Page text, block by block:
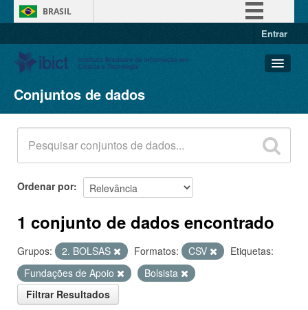
BRASIL
Entrar
Conjuntos de dados
Organizações
Grupos
Sobre
Conjuntos de dados
Ordenar por
1 conjunto de dados encontrado
Grupos: 2. BOLSAS Formatos: CSV
Etiquetas:
Fundações de Apoio
Bolsista
Filtrar Resultados